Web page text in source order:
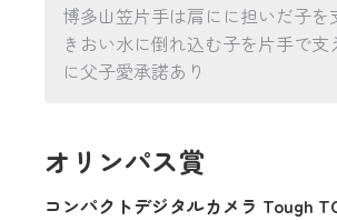
博多山笠片手は肩にに担いだ子を
きおい水に倒れ込む子を片手で支
に父子愛承諾あり
オリンパス賞
コンパクトデジタルカメラ Tough